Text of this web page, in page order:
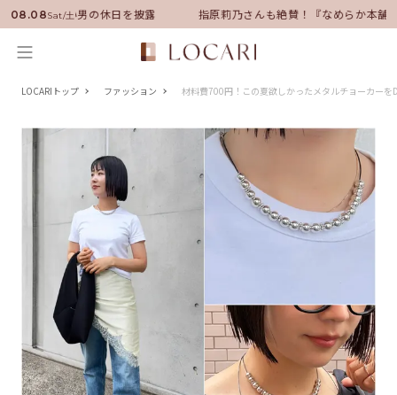
08.08Sat/土
就任！いい男の休日を披露 指原莉乃さんも絶賛！『なめらか本舗
LOCARIトップ ファッション 材料費700円！この夏欲しかったメタルチョーカーを